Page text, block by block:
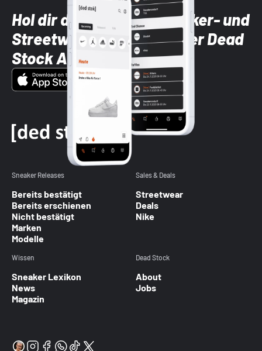
Hol dir die neuesten Sneaker- und
Streetwear-Brands mit der Dead
Stock App
Sneaker Releases
Bereits bestätigt
Bereits erschienen
Nicht bestätigt
Marken
Modelle
Sales & Deals
Streetwear
Deals
Nike
Wissen
Sneaker Lexikon
News
Magazin
Dead Stock
About
Jobs